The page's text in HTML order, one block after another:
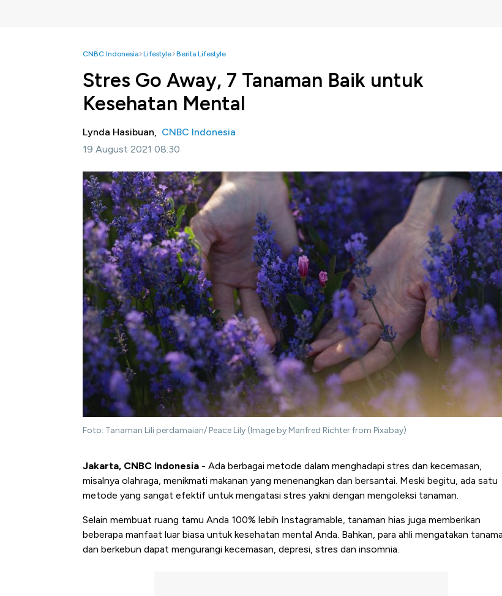
CNBC Indonesia Lifestyle Berita Lifestyle
Stres Go Away, 7 Tanaman Baik untuk
Kesehatan Mental
Lynda Hasibuan, CNBC Indonesia
19 August 2021 08:30
Foto: Tanaman Lili perdamaian/ Peace Lily (Image by Manfred Richter from Pixabay)
Jakarta, CNBC Indonesia - Ada berbagai metode dalam menghadapi stres dan kecemasan,
misalnya olahraga, menikmati makanan yang menenangkan dan bersantai. Meski begitu, ada satu
metode yang sangat efektif untuk mengatasi stres yakni dengan mengoleksi tanaman.
Selain membuat ruang tamu Anda 100% lebih Instagramable, tanaman hias juga memberikan
beberapa manfaat luar biasa untuk kesehatan mental Anda. Bahkan, para ahli mengatakan
dan berkebun dapat mengurangi kecemasan, depresi, stres dan insomnia.